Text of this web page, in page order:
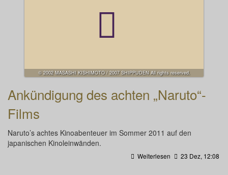
© 2002 MASASHI KISHIMOTO / 2007 SHIPPUDEN All rights reserved.
Ankündigung des achten „Naruto“-
Films
Naruto’s achtes Kinoabenteuer im Sommer 2011 auf den
japanischen Kinoleinwänden.
Weiterlesen 23 Dez, 12:08